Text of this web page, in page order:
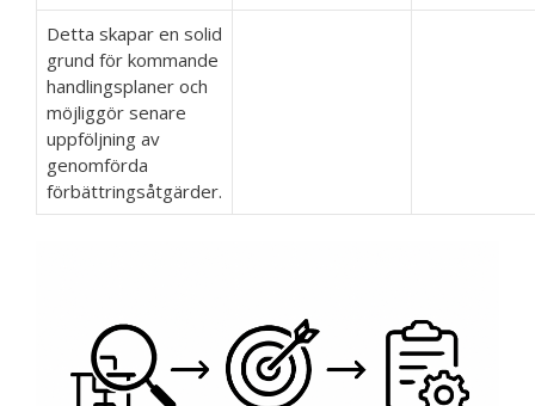
Detta skapar en solid
grund för kommande
handlingsplaner och
möjliggör senare
uppföljning av
genomförda
förbättringsåtgärder.